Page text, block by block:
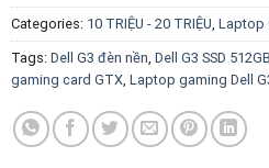
Categories: 10 TRIỆU - 20 TRIỆU, Laptop
Tags: Dell G3 đèn nền, Dell G3 SSD 512GB
gaming card GTX, Laptop gaming Dell